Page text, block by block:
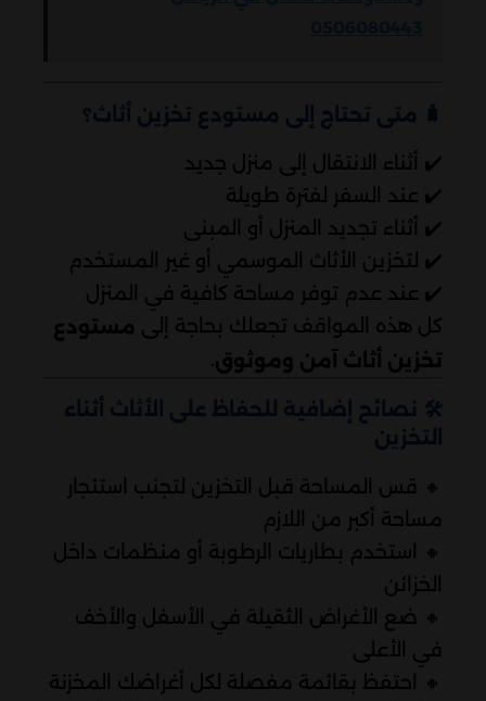
🧳 متى تحتاج إلى مستودع تخزين أثاث؟
✔️ أثناء الانتقال إلى منزل جديد
✔️ عند السفر لفترة طويلة
✔️ أثناء تجديد المنزل أو المبنى
✔️ لتخزين الأثاث الموسمي أو غير المستخدم
✔️ عند عدم توفر مساحة كافية في المنزل
كل هذه المواقف تجعلك بحاجة إلى مستودع
تخزين أثاث آمن وموثوق.
🛠 نصائح إضافية للحفاظ على الأثاث أثناء
التخزين
🔸 قس المساحة قبل التخزين لتجنب استئجار
مساحة أكبر من اللازم
🔸 استخدم بطاريات الرطوبة أو منظمات داخل
الخزائن
🔸 ضع الأغراض الثقيلة في الأسفل والأخف
في الأعلى
🔸 احتفظ بقائمة مفصلة لكل أغراضك المخزنة